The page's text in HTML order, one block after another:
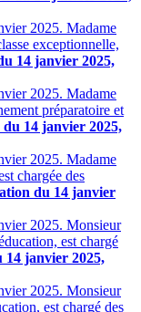
2025. Madame
exceptionnelle,
14 janvier 2025,
2025. Madame
préparatoire et
14 janvier 2025,
2025. Madame
chargée des
du 14 janvier
2025. Monsieur
est chargé
14 janvier 2025,
2025. Monsieur
est chargé des